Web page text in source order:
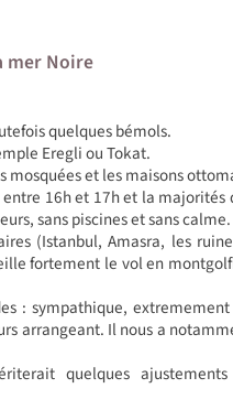
mer Noire
quelques bémols.
Eregli ou Tokat.
mosquées et les maisons
16h et 17h et la majorités
sans piscines et sans calme.
(Istanbul, Amasra, les
fortement le vol en
: sympathique,
arrangeant. Il nous a
quelques